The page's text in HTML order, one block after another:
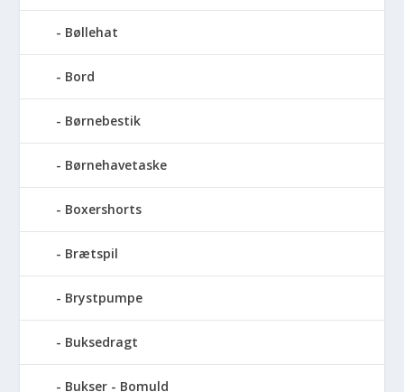
Bøllehat
Bord
Børnebestik
Børnehavetaske
Boxershorts
Brætspil
Brystpumpe
Buksedragt
Bukser - Bomuld